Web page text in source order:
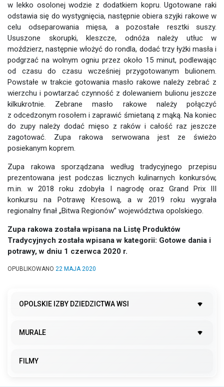
w lekko osolonej wodzie z dodatkiem kopru. Ugotowane raki
odstawia się do wystygnięcia, następnie obiera szyjki rakowe w
celu odseparowania mięsa, a pozostałe resztki suszy.
Ususzone skorupki, kleszcze, odnóża należy utłuc w
moździerz, następnie włożyć do rondla, dodać trzy łyżki masła i
podgrzać na wolnym ogniu przez około 15 minut, podlewając
od czasu do czasu wcześniej przygotowanym bulionem.
Powstałe w trakcie gotowania masło rakowe należy zebrać z
wierzchu i powtarzać czynność z dolewaniem bulionu jeszcze
kilkukrotnie. Zebrane masło rakowe należy połączyć
z odcedzonym rosołem i zaprawić śmietaną z mąką. Na koniec
do zupy należy dodać mięso z raków i całość raz jeszcze
zagotować. Zupa rakowa serwowana jest ze świeżo
posiekanym koprem.
Zupa rakowa sporządzana według tradycyjnego przepisu
prezentowana jest podczas licznych kulinarnych konkursów,
m.in. w 2018 roku zdobyła I nagrodę oraz Grand Prix III
konkursu na Potrawę Kresową, a w 2019 roku wygrała
regionalny finał „Bitwa Regionów” województwa opolskiego.
Zupa rakowa została wpisana na Listę Produktów
Tradycyjnych została wpisana w kategorii: Gotowe dania i
potrawy, w dniu 1 czerwca 2020 r.
OPUBLIKOWANO 22 MAJA 2020
OPOLSKIE IZBY DZIEDZICTWA WSI
MURALE
FILMY